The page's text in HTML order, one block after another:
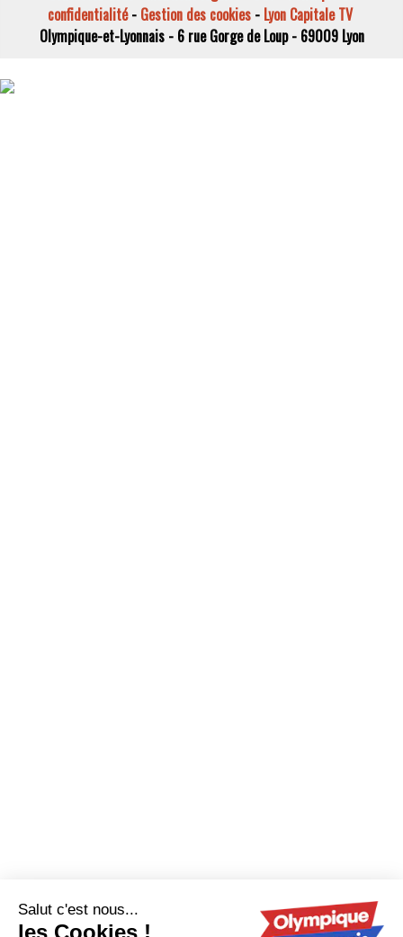
confidentialité- Gestion des cookies- Lyon Capitale TV
Olympique-et-Lyonnais - 6 rue Gorge de Loup - 69009 Lyon